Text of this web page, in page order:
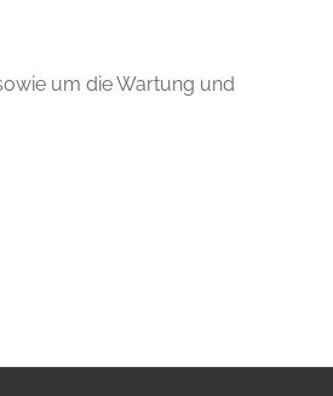
um die Wartung und